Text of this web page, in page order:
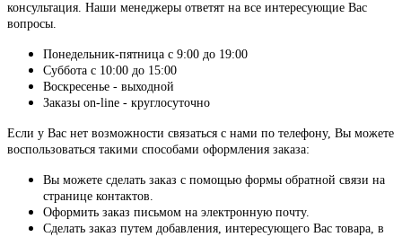
консультация. Наши менеджеры ответят на все интересующие Вас
вопросы.
Понедельник-пятница с 9:00 до 19:00
Суббота с 10:00 до 15:00
Воскресенье - выходной
Заказы on-line - круглосуточно
Если у Вас нет возможности связаться с нами по телефону, Вы можете
воспользоваться такими способами оформления заказа:
Вы можете сделать заказ с помощью формы обратной связи на
странице контактов.
Оформить заказ письмом на электронную почту.
Сделать заказ путем добавления, интересующего Вас товара, в